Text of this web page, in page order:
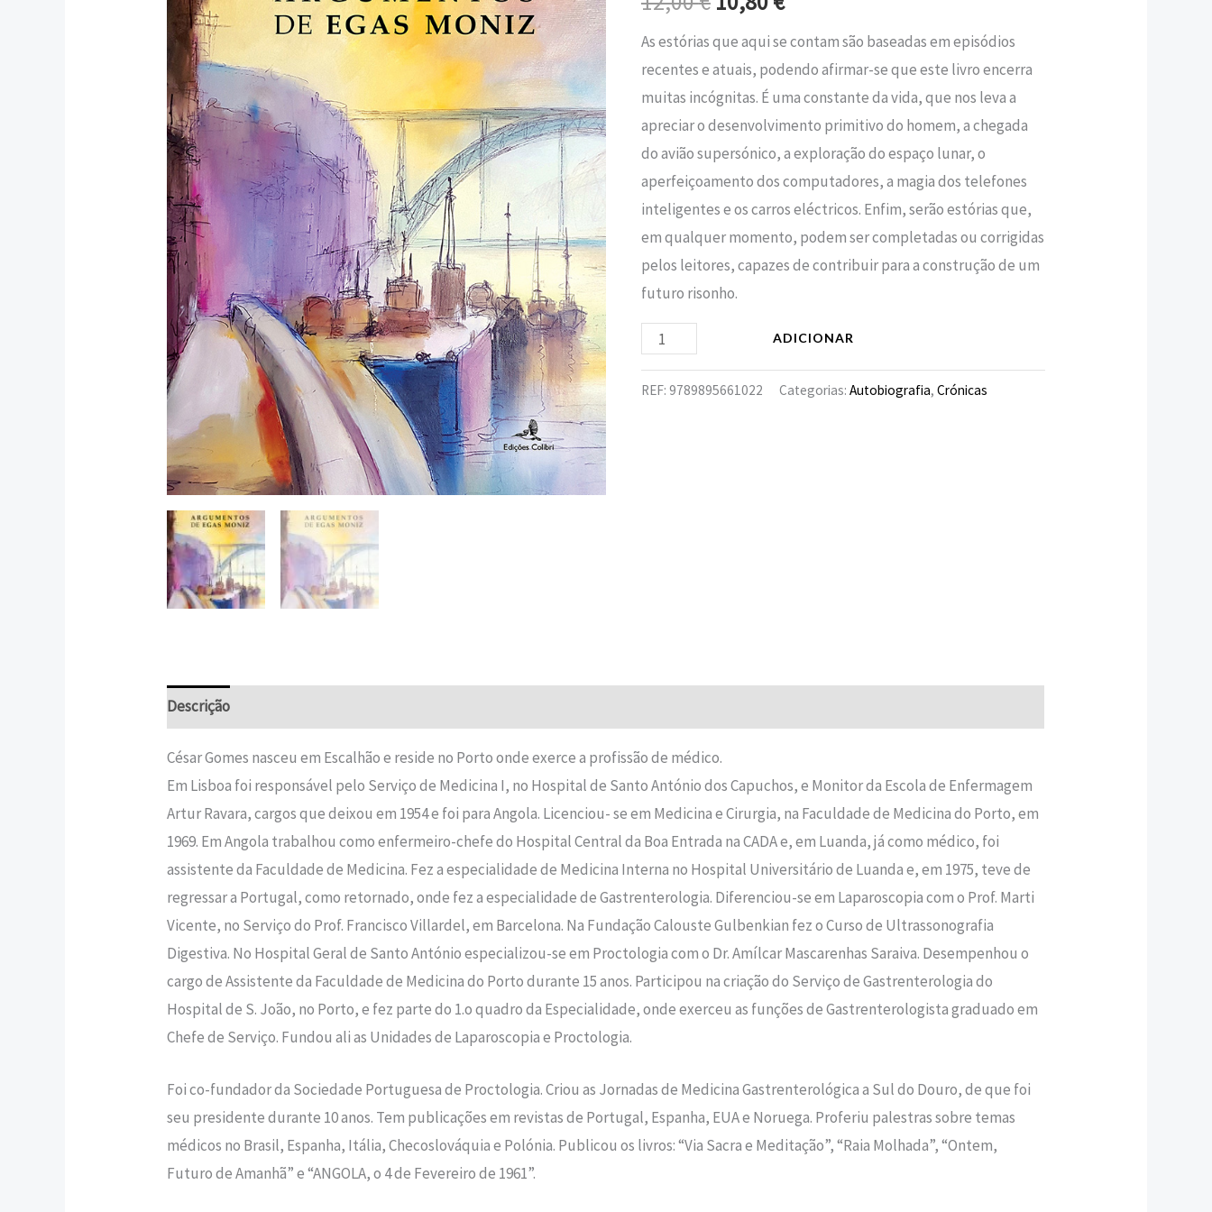
era:
12,00 €.
é:
10,80 €.
As estórias que aqui se contam são baseadas em episódios
recentes e atuais, podendo afirmar-se que este livro encerra
muitas incógnitas. É uma constante da vida, que nos leva a
apreciar o desenvolvimento primitivo do homem, a chegada
do avião supersónico, a exploração do espaço lunar, o
aperfeiçoamento dos computadores, a magia dos telefones
inteligentes e os carros eléctricos. Enfim, serão estórias que,
em qualquer momento, podem ser completadas ou corrigidas
pelos leitores, capazes de contribuir para a construção de um
futuro risonho.
Moniz
ADICIONAR
REF: 9789895661022 Categorias: Autobiografia, Crónicas
Descrição
César Gomes nasceu em Escalhão e reside no Porto onde exerce a profissão de médico.
Em Lisboa foi responsável pelo Serviço de Medicina I, no Hospital de Santo António dos Capuchos, e Monitor da Escola de Enfermagem
Artur Ravara, cargos que deixou em 1954 e foi para Angola. Licenciou- se em Medicina e Cirurgia, na Faculdade de Medicina do Porto, em
1969. Em Angola trabalhou como enfermeiro-chefe do Hospital Central da Boa Entrada na CADA e, em Luanda, já como médico, foi
assistente da Faculdade de Medicina. Fez a especialidade de Medicina Interna no Hospital Universitário de Luanda e, em 1975, teve de
regressar a Portugal, como retornado, onde fez a especialidade de Gastrenterologia. Diferenciou-se em Laparoscopia com o Prof. Marti
Vicente, no Serviço do Prof. Francisco Villardel, em Barcelona. Na Fundação Calouste Gulbenkian fez o Curso de Ultrassonografia
Digestiva. No Hospital Geral de Santo António especializou-se em Proctologia com o Dr. Amílcar Mascarenhas Saraiva. Desempenhou o
cargo de Assistente da Faculdade de Medicina do Porto durante 15 anos. Participou na criação do Serviço de Gastrenterologia do
Hospital de S. João, no Porto, e fez parte do 1.o quadro da Especialidade, onde exerceu as funções de Gastrenterologista graduado em
Chefe de Serviço. Fundou ali as Unidades de Laparoscopia e Proctologia.
Foi co-fundador da Sociedade Portuguesa de Proctologia. Criou as Jornadas de Medicina Gastrenterológica a Sul do Douro, de que foi
seu presidente durante 10 anos. Tem publicações em revistas de Portugal, Espanha, EUA e Noruega. Proferiu palestras sobre temas
médicos no Brasil, Espanha, Itália, Checoslováquia e Polónia. Publicou os livros: “Via Sacra e Meditação”, “Raia Molhada”, “Ontem,
Futuro de Amanhã” e “ANGOLA, o 4 de Fevereiro de 1961”.